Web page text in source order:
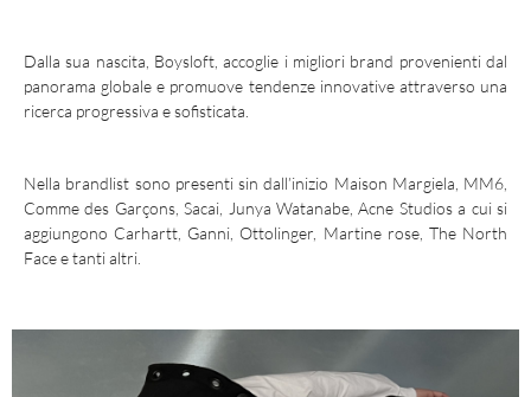
Dalla sua nascita, Boysloft, accoglie i migliori brand provenienti dal
panorama globale e promuove tendenze innovative attraverso una
ricerca progressiva e sofisticata.
Nella brandlist sono presenti sin dall’inizio Maison Margiela, MM6,
Comme des Garçons, Sacai, Junya Watanabe, Acne Studios a cui si
aggiungono Carhartt, Ganni, Ottolinger, Martine rose, The North
Face e tanti altri.